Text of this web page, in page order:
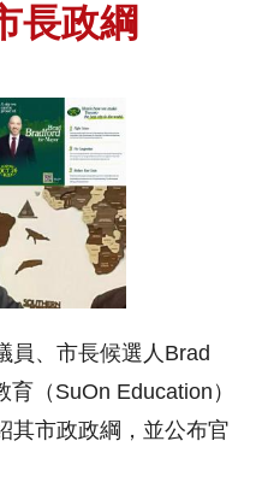
長政綱
員、市長候選人Brad
（SuOn Education）
其市政政綱，並公布官